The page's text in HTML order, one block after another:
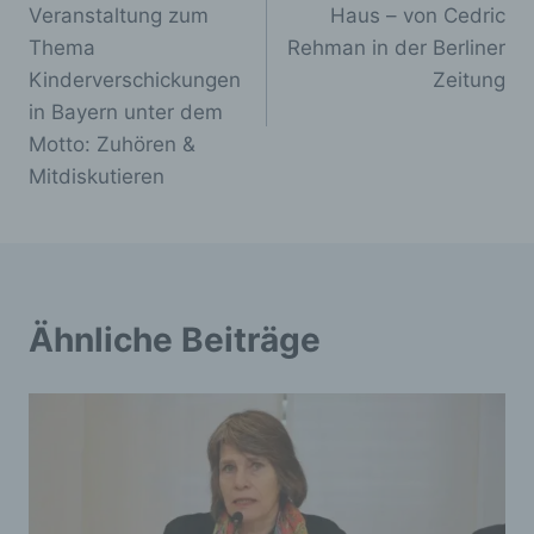
Veranstaltung zum
Thema
Kinderverschickungen
in Bayern unter dem
Motto: Zuhören &
Mitdiskutieren
Haus – von Cedric
Rehman in der Berliner
Zeitung
Ähnliche Beiträge
Verantwortlichen
Verantwortlicher im Sinne der Datenschutz-
Grundverordnung, sonstiger in den
Mitgliedstaaten der Europäischen Union
geltenden Datenschutzgesetze und anderer
Bestimmungen mit datenschutzrechtlichem
Kiehlufer 43
12059 Berlin
E-Mail: info@verschickungsheime.de